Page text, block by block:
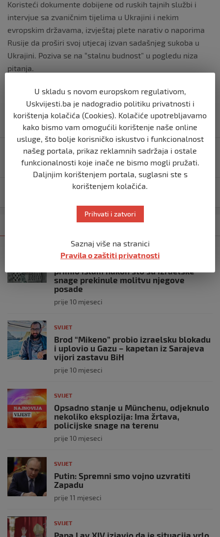
Koristeći dokumente dobijene od ruskih tajnih službi i
intervjue sa zvaničnim tijelima u Ukrajini i nekim
evropskim državama, izvještaj plete narativ o naporima
Rusije da proširi svoj utjecaj izvan sadašnjeg sukoba u
Ukrajini. Poziva se na “stalnu budnost” u pogledu niza
pitanja.
Izvor vijesti:haber.ba
Navigacija
objava
Dragana godinama prijavljivala da je Branislav
maltretira: Na kraju je ubijena
SAD u petak objavljuju veliki paket sankcija Rusiji
Najnovije
Italijanski kapetan iz flotile za Gazu
primio islam nakon što su izraelske
snage prekinule molitvu njegove
posade
prije 10 mjeseci
SVIJET
Brod “Mikeno” probio izraelsku blokadu
i uplovio u Gazu – kapetan iz Sarajeva
vijori zastavu BiH
prije 10 mjeseci
SVIJET
Opsadno stanje u Münchenu, odjeknulo
nekoliko eksplozija: Ima žrtava,
policijske snage na terenu
prije 10 mjeseci
SVIJET
Putin: Spremni smo vojno uzvratiti
Zapadu
prije 11 mjeseci
SVIJET
U skladu s novom europskom regulativom,
Uskvijesti.ba je nadogradio politiku privatnosti i
korištenja kolačića (Cookies). Kolačiće upotrebljavamo
kako bismo vam omogućili korištenje naše online
usluge, što bolje korisničko iskustvo i funkcionalnost
našeg portala, prikaz reklamnih sadržaja i ostale
funkcionalnosti koje inače ne bismo mogli pružati.
Daljnjim korištenjem portala, suglasni ste s
korištenjem kolačića.
Prihvati i zatvori
Saznaj više na stranici
Pravila o zaštiti privatnosti